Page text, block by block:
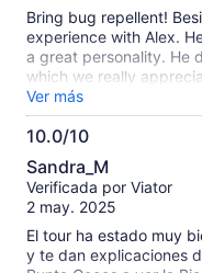
Bring bug repellent!
experience with Alex.
a great personality. He
which we really
from 9-41. Everyone
Ver más
10.0/10
10.0
de
10
Sandra_M
Verificada por Viator
2 may. 2025
El tour ha estado muy
y te dan explicaciones